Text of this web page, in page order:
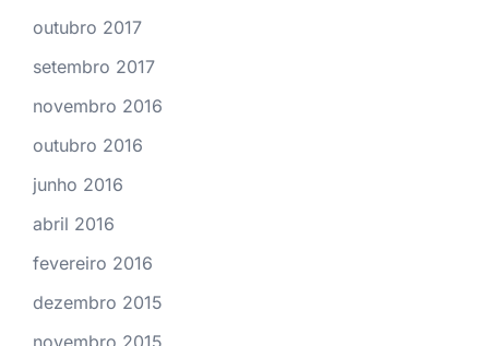
outubro 2017
setembro 2017
novembro 2016
outubro 2016
junho 2016
abril 2016
fevereiro 2016
dezembro 2015
novembro 2015